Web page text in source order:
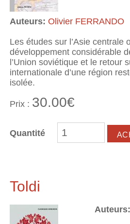
Auteurs: Olivier FERRANDO
Les études sur l’Asie centrale
développement considérable
l’Union soviétique et le retour
internationale d’une région
isolée.
Prix : 30.00€
Quantité
Toldi
Auteurs: